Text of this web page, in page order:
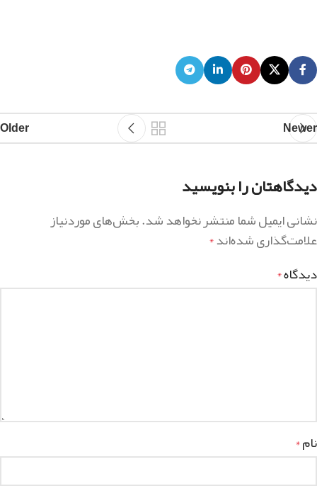
Newer
Older
دیدگاهتان را بنویسید
نشانی ایمیل شما منتشر نخواهد شد.بخش‌های موردنیاز
علامت‌گذاری شده‌اند*
دیدگاه*
نام*